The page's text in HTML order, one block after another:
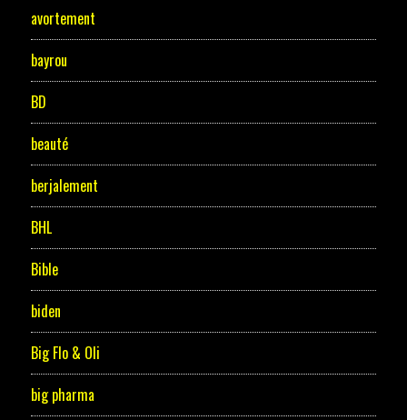
avortement
bayrou
BD
beauté
berjalement
BHL
Bible
biden
Big Flo & Oli
big pharma